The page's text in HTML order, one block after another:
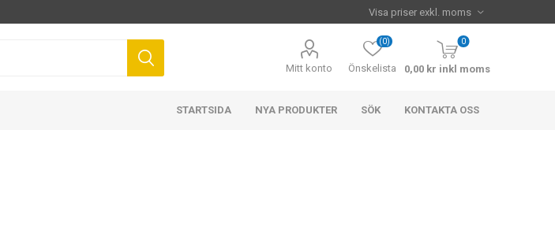
Mitt konto Önskelista
(0) 0
0,00 kr inkl moms
STARTSIDA NYA PRODUKTER SÖK KONTAKTA OSS